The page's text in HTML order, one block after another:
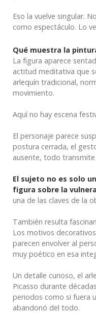
Eso la vuelve singular.
como espectáculo. Lo
Qué muestra la
La figura aparece
actitud meditativa que
arlequín tradicional,
movimiento.
Aquí no hay escena
El personaje parece
postura cerrada, el
ausente, todo transmite
El sujeto no es solo
figura sobre la
una de las claves de la
También resulta
Los motivos
parecen envolver al
muy poético en esa
Un detalle curioso, el
Picasso durante
periodos como si fuera
abandonó del todo.